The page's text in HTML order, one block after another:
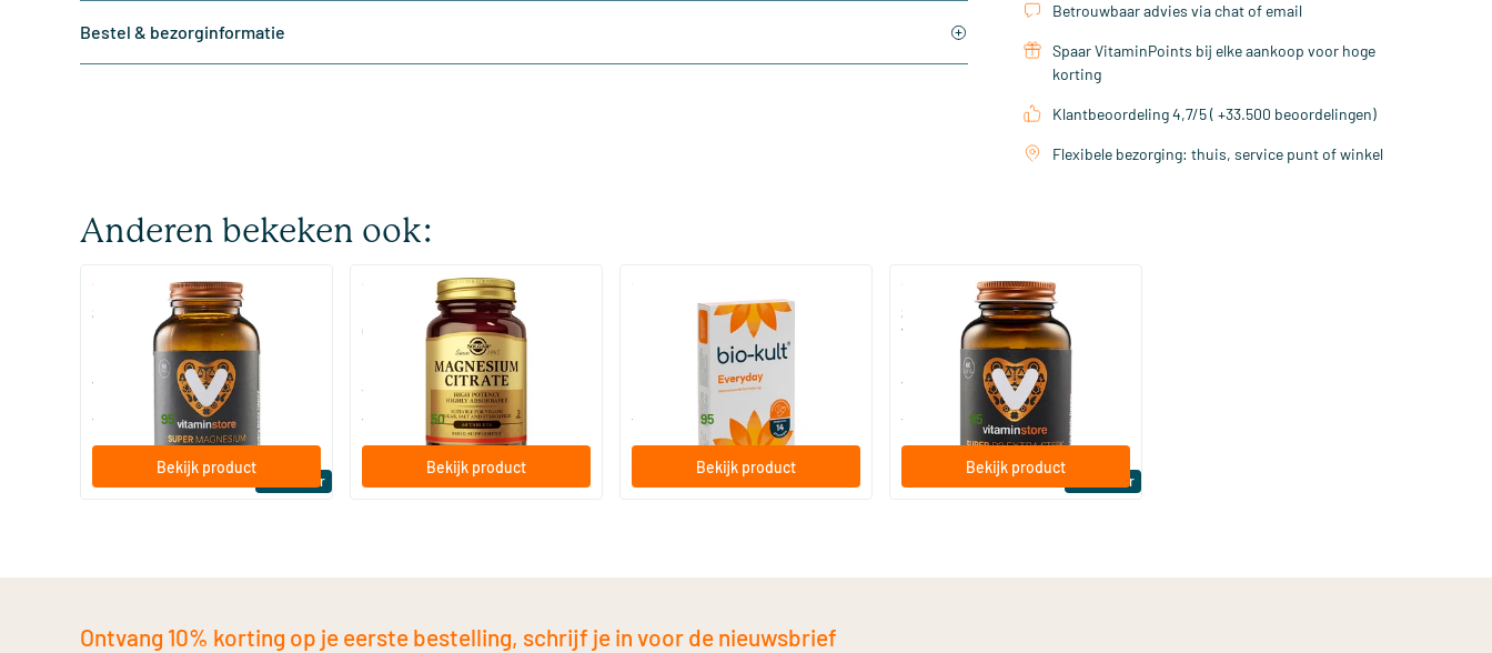
Bestel & bezorginformatie
Betrouwbaar advies via chat of email
Spaar VitaminPoints bij elke aankoop voor hoge
korting
Klantbeoordeling 4,7/5 ( +33.500 beoordelingen)
Flexibele bezorging: thuis, service punt of winkel
Anderen bekeken ook:
Bestseller
(510)
Super Magnesium
60/​120 tabletten
Vitaminstore
vanaf 95
Bekijk product
(287)
Magnesium Citrate (Magnesium
Citraat)
60/​120 tabletten
Solgar Vitamins
vanaf 50
Bekijk product
Bio-Kult Probiotica
30/​60/​120 capsules
vanaf .95
Bekijk product
Bestseller
(158)
Super D3 Extra Sterk 75 mcg
vitamine D
60/​120 softgels
Vitaminstore
vanaf 95
Bekijk product
Ontvang 10% korting op je eerste bestelling, schrijf je in voor de nieuwsbrief